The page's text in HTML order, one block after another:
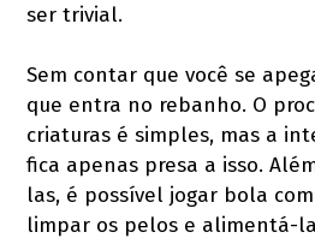
ser trivial.
Sem contar que você se
que entra no rebanho. O
criaturas é simples, mas a
fica apenas presa a isso.
las, é possível jogar bola
limpar os pelos e alimentá-